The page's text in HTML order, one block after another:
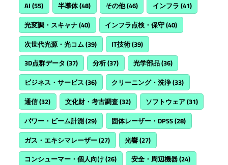
AI (55) 半導体(48) その他(46) インフラ (41)
光変調・スキャナ(40) インフラ点検・保守(40)
次世代光源・光コム(39) IT技術(39)
3D点群データ (37) 分析(37) 光学部品(36)
ビジネス・サービス (36) クリーニング・洗浄(33)
通信(32) 文化財・考古調査(32) ソフトウェア(31)
パワー・ビーム計測(29) 固体レーザー・DPSS(28)
ガス・エキシマレーザー(27) 光響(27)
コンシューマー・個人向け(26) 安全・周辺機器(24)